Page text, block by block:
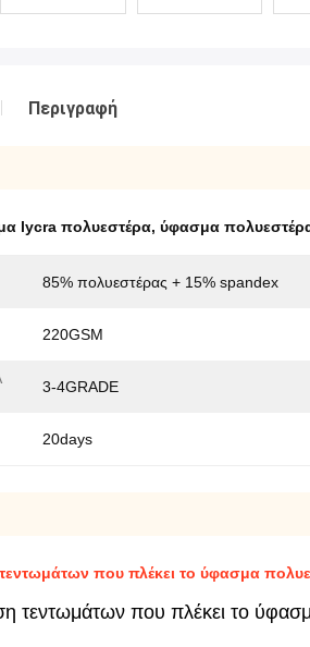
Περιγραφή
lycra πολυεστέρα, ύφασμα
85% πολυεστέρας + 15% spandex
220GSM
3-4GRADE
20days
που πλέκει το ύφασμα
τεντωμάτων που πλέκει το